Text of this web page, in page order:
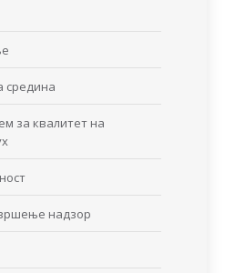
средина
за квалитет на
надзор